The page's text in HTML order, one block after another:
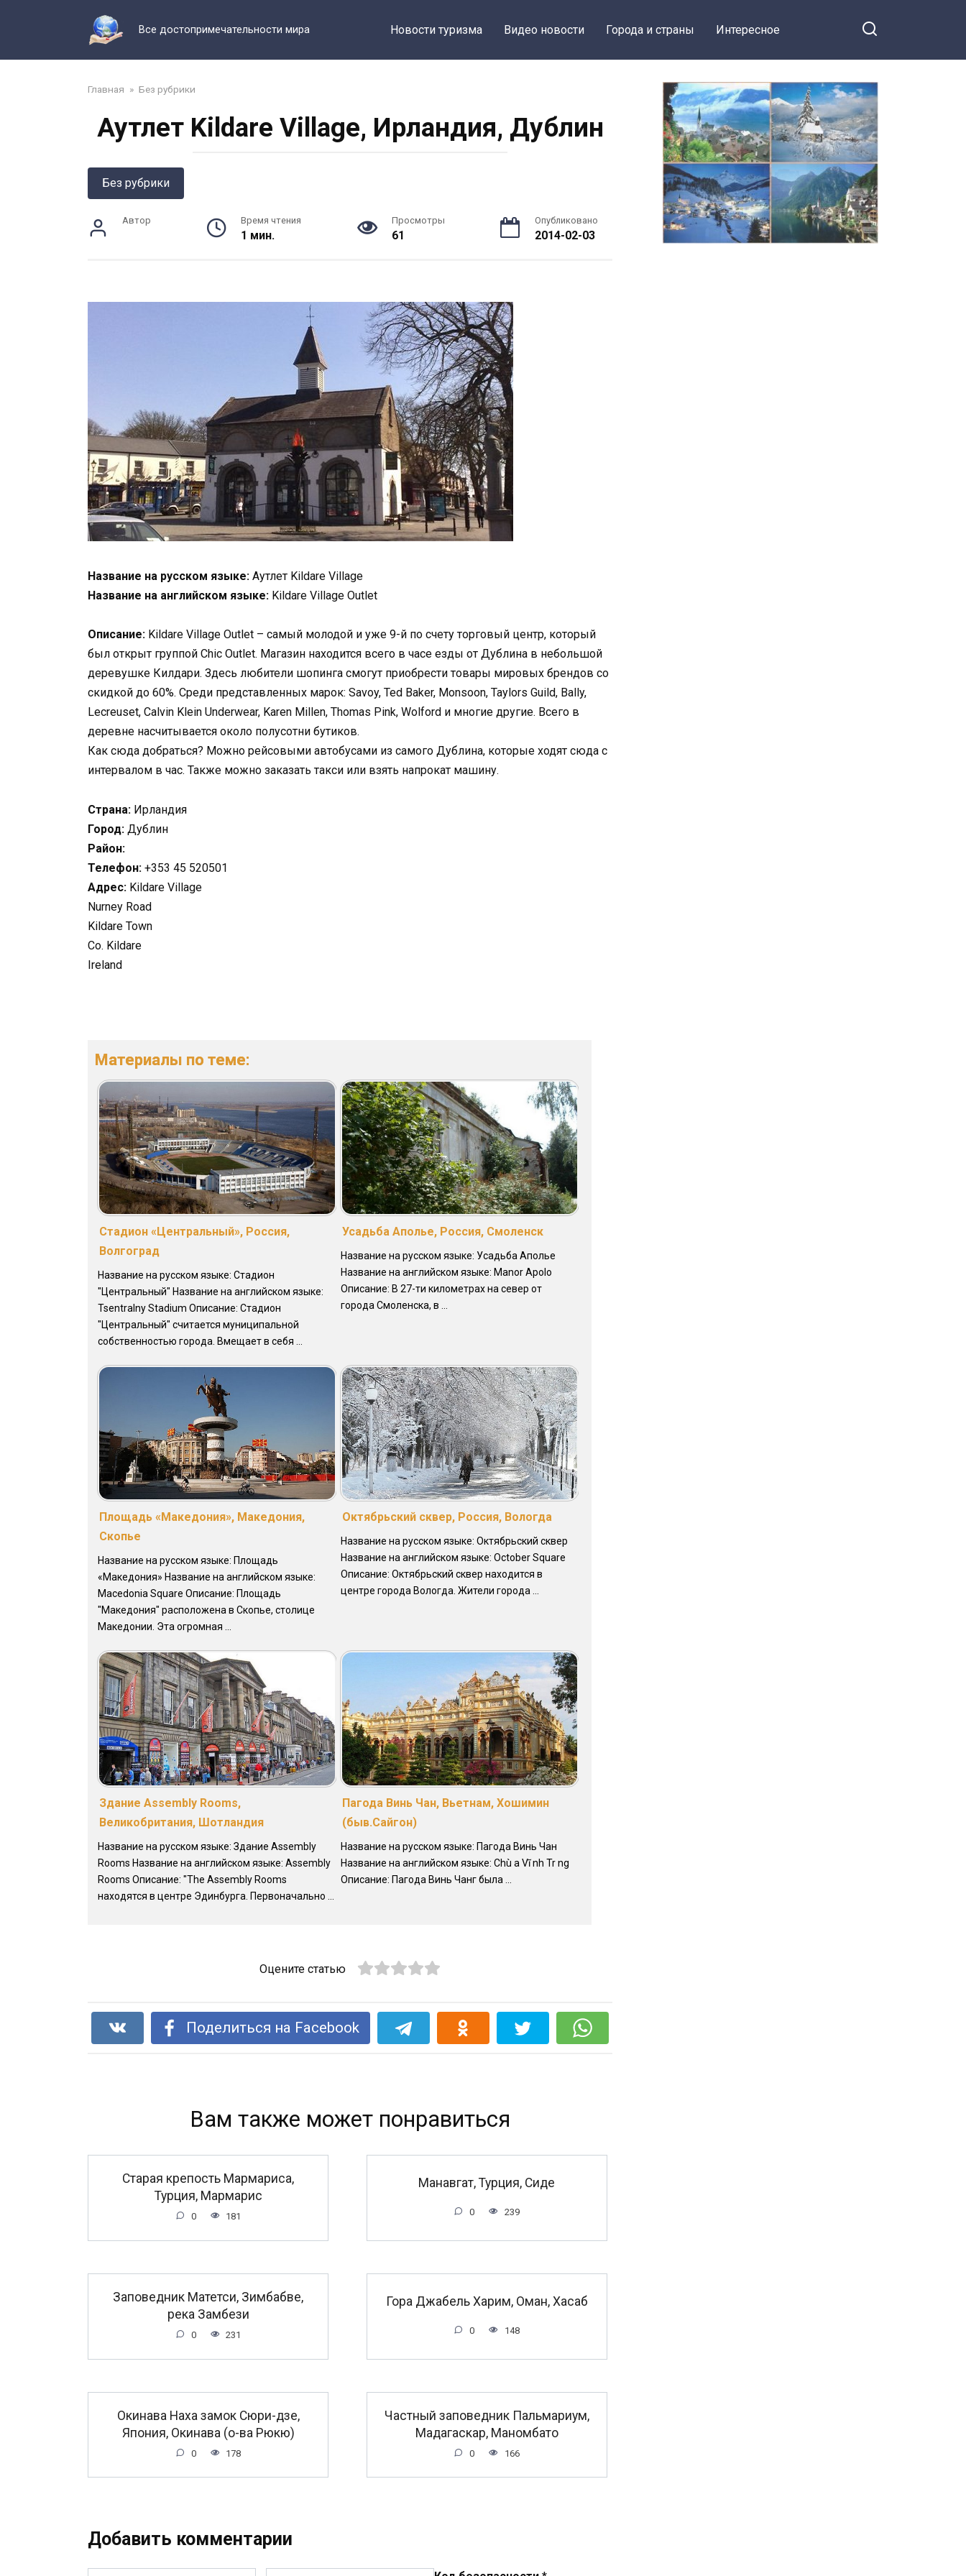
Все достопримечательности мира Новости туризма Видео новости Города и страны Интересное
Главная » Без рубрики
Аутлет Kildare Village, Ирландия, Дублин
Без рубрики
Автор Время чтения
1 мин.
Просмотры
61
Опубликовано
2014-02-03
Название на русском языке: Аутлет Kildare Village
Название на английском языке: Kildare Village Outlet
Описание: Kildare Village Outlet – самый молодой и уже 9-й по счету торговый центр, который
был открыт группой Chic Outlet. Магазин находится всего в часе езды от Дублина в небольшой
деревушке Килдари. Здесь любители шопинга смогут приобрести товары мировых брендов со
скидкой до 60%. Среди представленных марок: Savoy, Ted Baker, Monsoon, Taylors Guild, Bally,
Lecreuset, Calvin Klein Underwear, Karen Millen, Thomas Pink, Wolford и многие другие. Всего в
деревне насчитывается около полусотни бутиков.
Как сюда добраться? Можно рейсовыми автобусами из самого Дублина, которые ходят сюда с
интервалом в час. Также можно заказать такси или взять напрокат машину.
Страна: Ирландия
Город: Дублин
Район:
Телефон: +353 45 520501
Адрес: Kildare Village
Nurney Road
Kildare Town
Co. Kildare
Ireland
Материалы по теме:
Стадион «Центральный», Россия,
Волгоград
Название на русском языке: Стадион
"Центральный" Название на английском языке:
Tsentralny Stadium Описание: Стадион
"Центральный" считается муниципальной
собственностью города. Вмещает в себя ...
Усадьба Аполье, Россия, Смоленск
Название на русском языке: Усадьба Аполье
Название на английском языке: Manor Apolo
Описание: В 27-ти километрах на север от
города Смоленска, в ...
Площадь «Македония», Македония,
Скопье
Название на русском языке: Площадь
«Македония» Название на английском языке:
Macedonia Square Описание: Площадь
"Македония" расположена в Скопье, столице
Македонии. Эта огромная ...
Октябрьский сквер, Россия, Вологда
Название на русском языке: Октябрьский сквер
Название на английском языке: October Square
Описание: Октябрьский сквер находится в
центре города Вологда. Жители города ...
Здание Assembly Rooms,
Великобритания, Шотландия
Название на русском языке: Здание Assembly
Rooms Название на английском языке: Assembly
Rooms Описание: "The Assembly Rooms
находятся в центре Эдинбурга. Первоначально ...
Пагода Винь Чан, Вьетнам, Хошимин
(быв.Сайгон)
Название на русском языке: Пагода Винь Чан
Название на английском языке: Chù a Vĩ nh Tr ng
Описание: Пагода Винь Чанг была ...
Оцените статью
Поделиться на Facebook
Вам также может понравиться
Старая крепость Мармариса,
Турция, Мармарис
0 181
Манавгат, Турция, Сиде
0 239
Заповедник Матетси, Зимбабве,
река Замбези
0 231
Гора Джабель Харим, Оман, Хасаб
0 148
Окинава Наха замок Сюри-дзе,
Япония, Окинава (о-ва Рюкю)
0 178
Частный заповедник Пальмариум,
Мадагаскар, Маномбато
0 166
Добавить комментарии